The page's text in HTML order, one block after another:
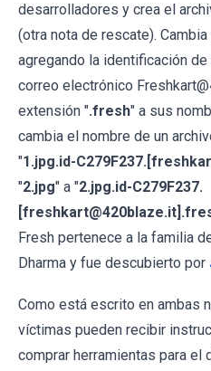
desarrolladores y crea el
(otra nota de rescate).
agregando la identificación
correo electrónico
extensión ".fresh" a sus
cambia el nombre de un
"1.jpg.id-
"2.jpg" a "2.jpg.id-C279F237.
Fresh pertenece a la familia
Dharma y fue descubierto por
Como está escrito en ambas
víctimas pueden recibir
comprar herramientas para el